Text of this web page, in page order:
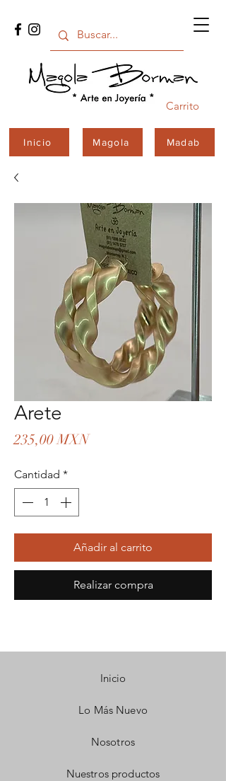
Carrito
Inicio Magola Madab
Arete
235,00 MXNPrecio
Cantidad *
Añadir al carrito
Realizar compra
Inicio
Lo Más Nuevo
Nosotros
Nuestros productos